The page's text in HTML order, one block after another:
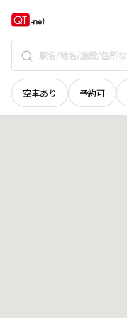
空車あり 予約可
和歌山県